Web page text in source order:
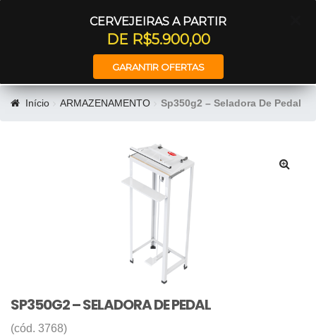
CERVEJEIRAS A PARTIR
DE R$5.900,00
GARANTIR OFERTAS
Início ARMAZENAMENTO Sp350g2 – Seladora De Pedal
SP350G2 – SELADORA DE PEDAL
(cód. 3768)